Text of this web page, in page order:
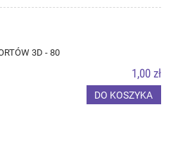
3D - 80
1,00 zł
DO KOSZYKA